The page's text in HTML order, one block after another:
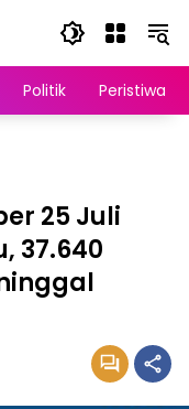
Politik Peristiwa
25 Juli
37.640